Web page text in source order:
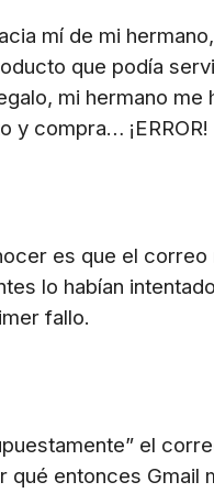
mí de mi
que podía
mi hermano me
y compra… ¡ERROR!
es que el correo
lo habían
fallo.
el
qué entonces Gmail